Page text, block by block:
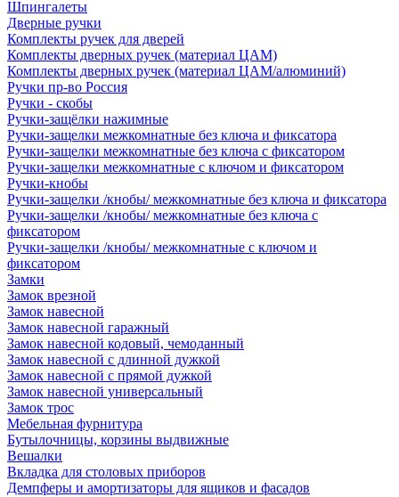
Шпингалеты
Дверные ручки
Комплекты ручек для дверей
Комплекты дверных ручек (материал ЦАМ)
Комплекты дверных ручек (материал ЦАМ/алюминий)
Ручки пр-во Россия
Ручки - скобы
Ручки-защёлки нажимные
Ручки-защелки межкомнатные без ключа и фиксатора
Ручки-защелки межкомнатные без ключа с фиксатором
Ручки-защелки межкомнатные с ключом и фиксатором
Ручки-кнобы
Ручки-защелки /кнобы/ межкомнатные без ключа и фиксатора
Ручки-защелки /кнобы/ межкомнатные без ключа с
фиксатором
Ручки-защелки /кнобы/ межкомнатные с ключом и
фиксатором
Замки
Замок врезной
Замок навесной
Замок навесной гаражный
Замок навесной кодовый, чемоданный
Замок навесной с длинной дужкой
Замок навесной с прямой дужкой
Замок навесной универсальный
Замок трос
Мебельная фурнитура
Бутылочницы, корзины выдвижные
Вешалки
Вкладка для столовых приборов
Демпферы и амортизаторы для ящиков и фасадов